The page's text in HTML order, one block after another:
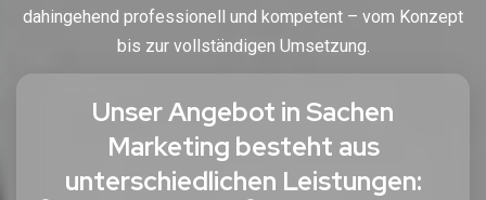
dahingehend professionell und kompetent – vom Konzept
bis zur vollständigen Umsetzung.
Unser Angebot in Sachen
Marketing besteht aus
unterschiedlichen Leistungen: